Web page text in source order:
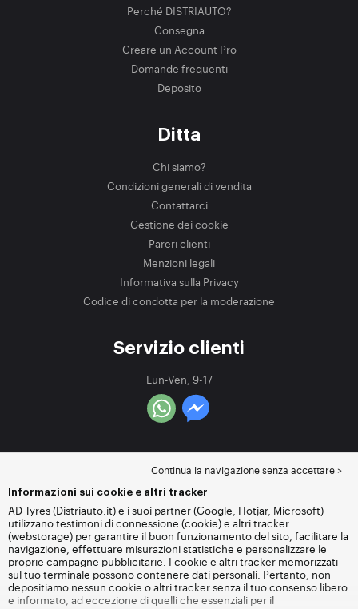
Perché DISTRIAUTO?
Consegna
Creare un Account Pro
Domande frequenti
Deposito
Ditta
Chi siamo?
Condizioni generali di vendita
Contattarci
Gestione dei cookie
Pareri clienti
Menzioni legali
Informativa sulla Privacy
Codice di condotta per la moderazione
Servizio clienti
Lun-Ven, 9-17
Continua la navigazione senza accettare >
Informazioni sui cookie e altri tracker
AD Tyres (Distriauto.it) e i suoi partner (Google, Hotjar, Microsoft)
utilizzano testimoni di connessione (cookie) e altri tracker
(webstorage) per garantire il buon funzionamento del sito, facilitare la
navigazione, effettuare misurazioni statistiche e personalizzare le
proprie campagne pubblicitarie. I cookie e altri tracker memorizzati
sul tuo terminale possono contenere dati personali. Pertanto, non
depositiamo nessun cookie o altri tracker senza il tuo consenso libero
e informato, ad eccezione di quelli che essenziali per il